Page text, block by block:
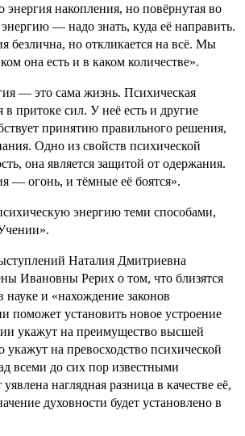
энергия накопления, но повёрнутая во
— надо знать, куда её направить.
безлична, но откликается на всё. Мы
она есть и в каком количестве».
— это сама жизнь. Психическая
в притоке сил. У неё есть и другие
принятию правильного решения,
Одно из свойств психической
она является защитой от одержания.
— огонь, и тёмные её боятся».
энергию теми способами,
Наталия Дмитриевна
Ивановны Рерих о том, что близятся
и «нахождение законов
поможет установить новое устроение
укажут на преимущество высшей
укажут на превосходство психической
всеми до сих пор известными
наглядная разница в качестве её,
духовности будет установлено в